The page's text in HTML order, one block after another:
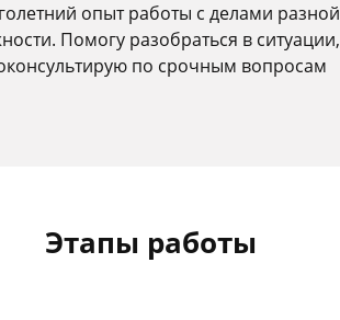
опыт работы с делами разной
Помогу разобраться в ситуации,
по срочным вопросам
Этапы работы